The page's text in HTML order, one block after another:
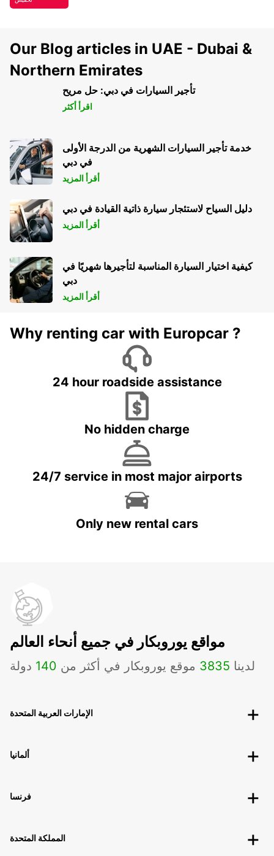
Our Blog articles in UAE - Dubai &
Northern Emirates
تأجير السيارات في دبي: حل مريح
اقرأ أكثر
خدمة تأجير السيارات الشهرية من الدرجة الأولى
في دبي
أقرأ المزيد
دليل السياح لاستئجار سيارة ذاتية القيادة في دبي
أقرأ المزيد
كيفية اختيار السيارة المناسبة لتأجيرها شهريًا في
دبي
أقرأ المزيد
Why renting car with Europcar ?
24 hour roadside assistance
No hidden charge
24/7 service in most major airports
Only new rental cars
مواقع يوروبكار في جميع أنحاء العالم
لدينا 3835 موقع يوروبكار في أكثر من 140 دولة
الإمارات العربية المتحدة
ألمانيا
فرنسا
المملكة المتحدة